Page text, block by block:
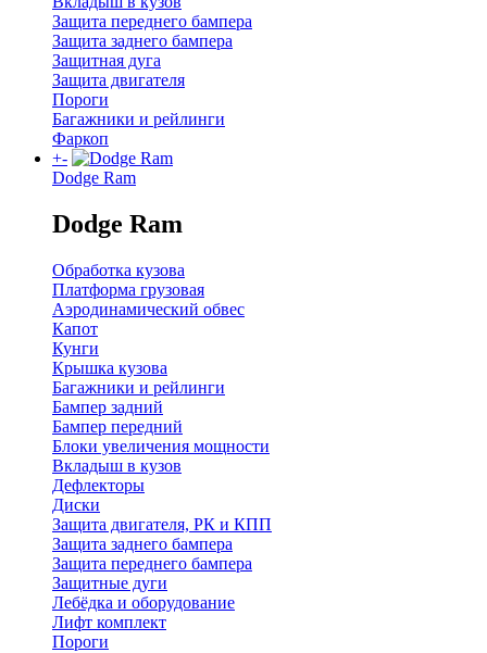
Защита переднего бампера
Защита заднего бампера
Защитная дуга
Защита двигателя
Пороги
Багажники и рейлинги
Фаркоп
+-
Dodge Ram
Dodge Ram
Обработка кузова
Платформа грузовая
Аэродинамический обвес
Капот
Кунги
Крышка кузова
Багажники и рейлинги
Бампер задний
Бампер передний
Блоки увеличения мощности
Вкладыш в кузов
Дефлекторы
Диски
Защита двигателя, РК и КПП
Защита заднего бампера
Защита переднего бампера
Защитные дуги
Лебёдка и оборудование
Лифт комплект
Пороги